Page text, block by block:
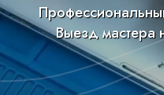
Выезд мастера